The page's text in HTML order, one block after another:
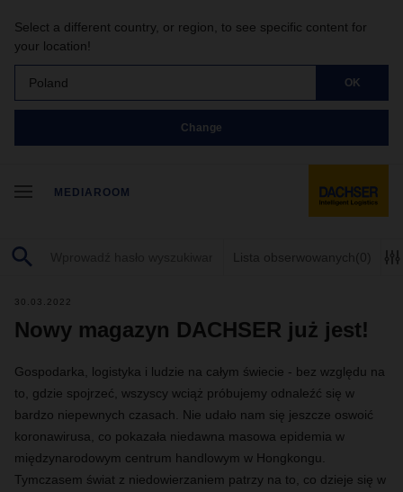
Select a different country, or region, to see specific content for
your location!
Poland OK
Change
MEDIAROOM
Lista obserwowanych (0)
30.03.2022
Nowy magazyn DACHSER już jest!
Gospodarka, logistyka i ludzie na całym świecie - bez względu na
to, gdzie spojrzeć, wszyscy wciąż próbujemy odnaleźć się w
bardzo niepewnych czasach. Nie udało nam się jeszcze oswoić
koronawirusa, co pokazała niedawna masowa epidemia w
międzynarodowym centrum handlowym w Hongkongu.
Tymczasem świat z niedowierzaniem patrzy na to, co dzieje się w